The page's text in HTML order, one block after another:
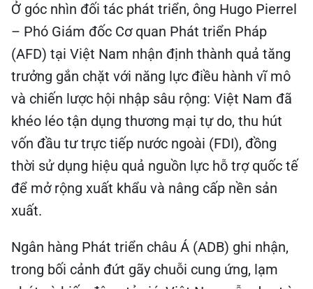
Ở góc nhìn đối tác phát triển, ông Hugo Pierrel
– Phó Giám đốc Cơ quan Phát triển Pháp
(AFD) tại Việt Nam nhận định thành quả tăng
trưởng gắn chặt với năng lực điều hành vĩ mô
và chiến lược hội nhập sâu rộng: Việt Nam đã
khéo léo tận dụng thương mại tự do, thu hút
vốn đầu tư trực tiếp nước ngoài (FDI), đồng
thời sử dụng hiệu quả nguồn lực hỗ trợ quốc tế
để mở rộng xuất khẩu và nâng cấp nền sản
xuất.
Ngân hàng Phát triển châu Á (ADB) ghi nhận,
trong bối cảnh đứt gãy chuỗi cung ứng, lạm